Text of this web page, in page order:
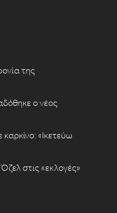
της
ο νέος
«Ικετεύω
στις «εκλογές»